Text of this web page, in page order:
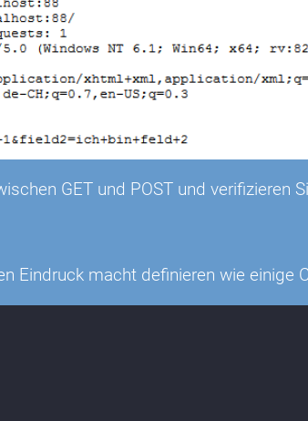
GET und POST und verifizieren
Eindruck macht definieren wie einige